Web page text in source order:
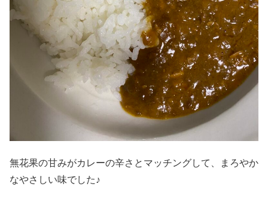
無花果の甘みがカレーの辛さとマッチングして、まろやか
なやさしい味でした♪